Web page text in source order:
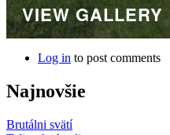
VIEW GALLERY
Log in to post comments
Najnovšie
Brutálni svätí